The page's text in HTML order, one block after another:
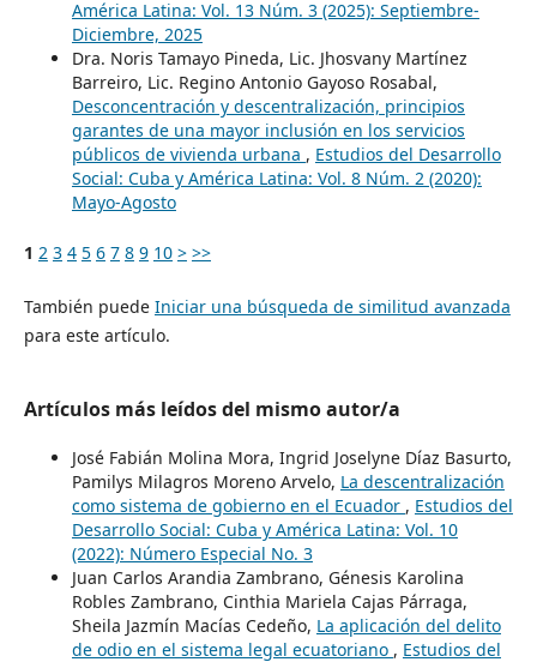
América Latina: Vol. 13 Núm. 3 (2025): Septiembre-
Diciembre, 2025
Dra. Noris Tamayo Pineda, Lic. Jhosvany Martínez
Barreiro, Lic. Regino Antonio Gayoso Rosabal,
Desconcentración y descentralización, principios
garantes de una mayor inclusión en los servicios
públicos de vivienda urbana , Estudios del Desarrollo
Social: Cuba y América Latina: Vol. 8 Núm. 2 (2020):
Mayo-Agosto
1 2 3 4 5 6 7 8 9 10 > >>
También puede Iniciar una búsqueda de similitud avanzada
para este artículo.
Artículos más leídos del mismo autor/a
José Fabián Molina Mora, Ingrid Joselyne Díaz Basurto,
Pamilys Milagros Moreno Arvelo, La descentralización
como sistema de gobierno en el Ecuador , Estudios del
Desarrollo Social: Cuba y América Latina: Vol. 10
(2022): Número Especial No. 3
Juan Carlos Arandia Zambrano, Génesis Karolina
Robles Zambrano, Cinthia Mariela Cajas Párraga,
Sheila Jazmín Macías Cedeño, La aplicación del delito
de odio en el sistema legal ecuatoriano , Estudios del